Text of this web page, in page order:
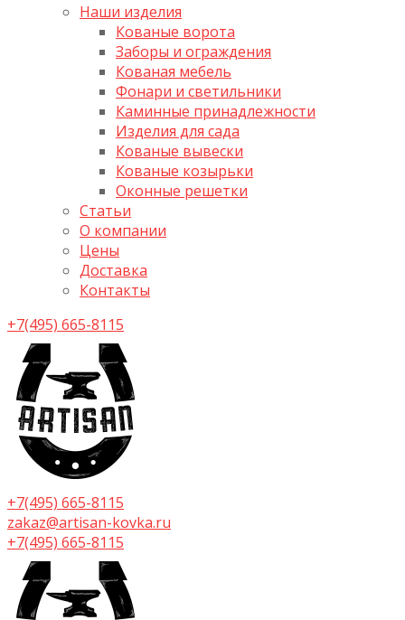
Наши изделия
Кованые ворота
Заборы и ограждения
Кованая мебель
Фонари и светильники
Каминные принадлежности
Изделия для сада
Кованые вывески
Кованые козырьки
Оконные решетки
Статьи
О компании
Цены
Доставка
Контакты
+7(495) 665-8115
+7(495) 665-8115
zakaz@artisan-kovka.ru
+7(495) 665-8115